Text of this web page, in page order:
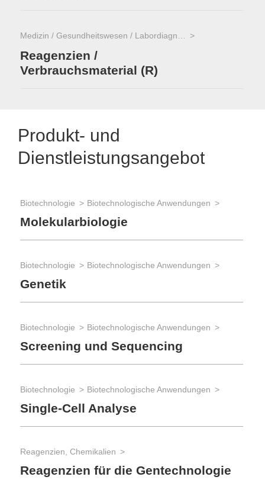
Reagenzien /
Verbrauchsmaterial (R)
Produkt- und
Dienstleistungsangebot
Biotechnologie Biotechnologische Anwendungen
Molekularbiologie
Biotechnologie Biotechnologische Anwendungen
Genetik
Biotechnologie Biotechnologische Anwendungen
Screening und Sequencing
Biotechnologie Biotechnologische Anwendungen
Single-Cell Analyse
Reagenzien, Chemikalien
Reagenzien für die Gentechnologie